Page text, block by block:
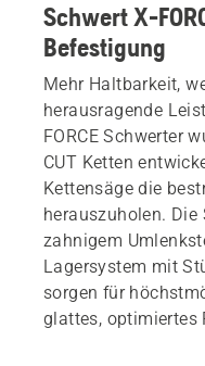
Schwert X-
Befestigung
Mehr Haltbarkeit,
herausragende
FORCE Schwerter
CUT Ketten
Kettensäge die
herauszuholen.
zahnigem
Lagersystem mit
sorgen für
glattes, optimiertes